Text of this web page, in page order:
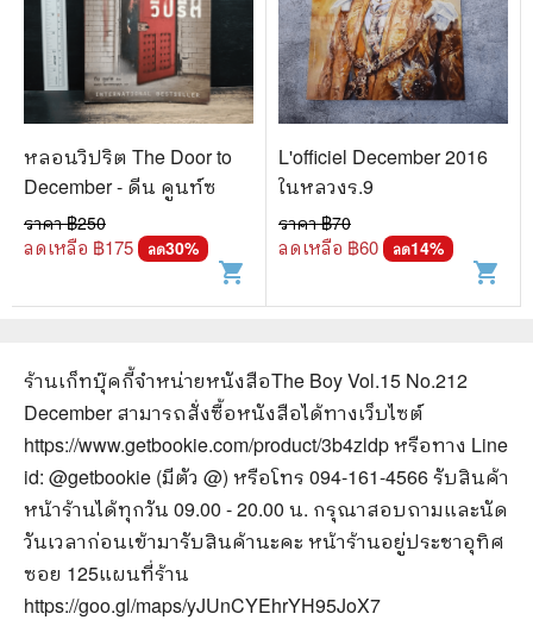
หลอนวิปริต The Door to
December - ดีน คูนท์ซ
ราคา ฿250
ลดเหลือ ฿175 ลด30%
shopping_cart
L'officiel December 2016
ในหลวงร.9
ราคา ฿70
ลดเหลือ ฿60 ลด14%
shopping_cart
ร้านเก็ทบุ๊คกี้จำหน่ายหนังสือThe Boy Vol.15 No.212
December สามารถสั่งซื้อหนังสือได้ทางเว็บไซต์
https://www.getbookie.com/product/3b4zldpหรือทาง Line
id: @getbookie (มีตัว @) หรือโทร 094-161-4566 รับสินค้า
หน้าร้านได้ทุกวัน 09.00 - 20.00 น. กรุณาสอบถามและนัด
วันเวลาก่อนเข้ามารับสินค้านะคะ หน้าร้านอยู่ประชาอุทิศ
ซอย 125แผนที่ร้าน
https://goo.gl/maps/yJUnCYEhrYH95JoX7